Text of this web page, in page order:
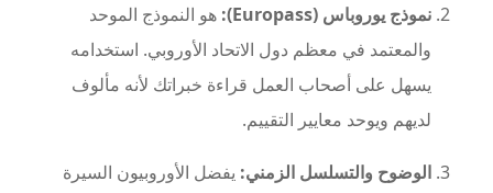
نموذج يوروباس (Europass):
هو النموذج الموحد
والمعتمد في معظم دول الاتحاد الأوروبي. استخدامه
يسهل على أصحاب العمل قراءة خبراتك لأنه مألوف
لديهم ويوحد معايير التقييم.
الوضوح والتسلسل الزمني: يفضل الأوروبيون السيرة